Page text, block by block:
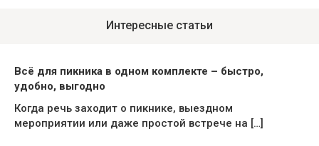
Интересные статьи
Всё для пикника в одном комплекте – быстро,
удобно, выгодно
Когда речь заходит о пикнике, выездном
мероприятии или даже простой встрече на […]